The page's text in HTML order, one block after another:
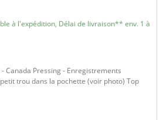
à l'expédition, Délai de livraison** env. 1 à
Canada Pressing - Enregistrements
trou dans la pochette (voir photo) Top